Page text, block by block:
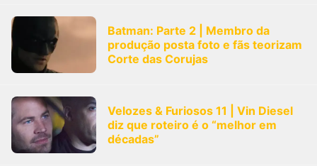
Batman: Parte 2 | Membro da
produção posta foto e fãs teorizam
Corte das Corujas
Velozes & Furiosos 11 | Vin Diesel
diz que roteiro é o “melhor em
décadas”